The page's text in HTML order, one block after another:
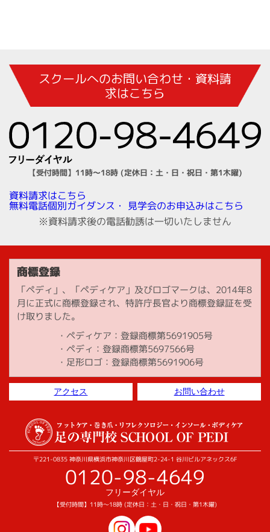
スクールへのお問い合わせ・資料請
求はこちら
【受付時間】11時～18時 (定休日：土・日・祝日・第1木曜)
資料請求はこちら
無料電話個別ガイダンス・ 見学会のお申込みはこちら
※資料請求後の電話勧誘は一切いたしません
商標登録
「ペディ」、「ペディケア」及びロゴマークは、2014年8
月に正式に商標登録され、特許庁長官より商標登録証を受
け取りました。
ペディケア：登録商標第5691905号
ペディ：登録商標第5697566号
足形ロゴ：登録商標第5691906号
アクセス お問い合わせ
〒221-0835 神奈川県横浜市神奈川区鶴屋町2-24-1 谷川ビルアネックス6F
0120-98-4649
フリーダイヤル
【受付時間】11時～18時 (定休日：土・日・祝日・第1木曜)